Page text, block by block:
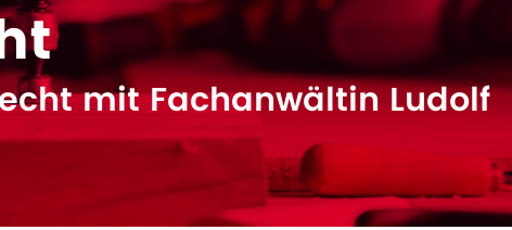
mit Fachanwältin Ludolf